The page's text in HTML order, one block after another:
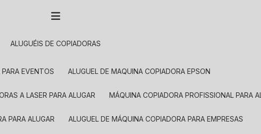
ALUGUÉIS DE COPIADORAS
PARA EVENTOS ALUGUEL DE MAQUINA COPIADORA EPSON
A LASER PARA ALUGAR MÁQUINA COPIADORA PROFISSIONAL PARA
PARA ALUGAR ALUGUEL DE MÁQUINA COPIADORA PARA EMPRESAS